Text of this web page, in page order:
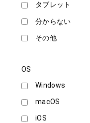
タブレット
分からない
その他
OS
Windows
macOS
iOS